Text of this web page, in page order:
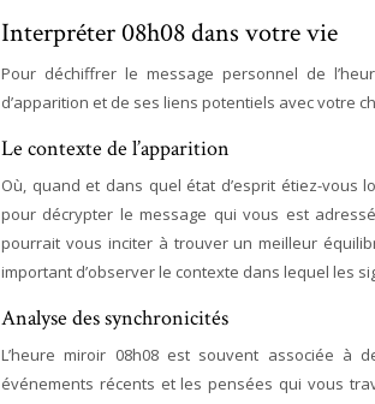
Interpréter 08h08 dans votre vie
Pour déchiffrer le message personnel de
d’apparition et de ses liens potentiels avec votre
Le contexte de l’apparition
Où, quand et dans quel état d’esprit étiez-vous
pour décrypter le message qui vous est
pourrait vous inciter à trouver un meilleur
important d’observer le contexte dans lequel les
Analyse des synchronicités
L’heure miroir 08h08 est souvent associée à
événements récents et les pensées qui vous